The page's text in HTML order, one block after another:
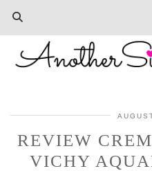
REVIEW
VICHY